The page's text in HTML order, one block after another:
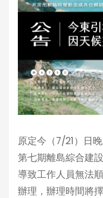
原定今（7/21）日
第七期離島綜合建
導致工作人員無法
辦理，辦理時間將擇